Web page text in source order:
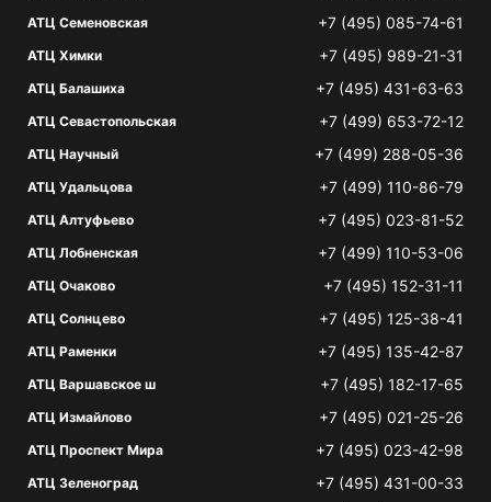
АТЦ Семеновская +7 (495) 085-74-61
АТЦ Химки +7 (495) 989-21-31
АТЦ Балашиха +7 (495) 431-63-63
АТЦ Севастопольская +7 (499) 653-72-12
АТЦ Научный +7 (499) 288-05-36
АТЦ Удальцова +7 (499) 110-86-79
АТЦ Алтуфьево +7 (495) 023-81-52
АТЦ Лобненская +7 (499) 110-53-06
АТЦ Очаково +7 (495) 152-31-11
АТЦ Солнцево +7 (495) 125-38-41
АТЦ Раменки +7 (495) 135-42-87
АТЦ Варшавское ш +7 (495) 182-17-65
АТЦ Измайлово +7 (495) 021-25-26
АТЦ Проспект Мира +7 (495) 023-42-98
АТЦ Зеленоград +7 (495) 431-00-33